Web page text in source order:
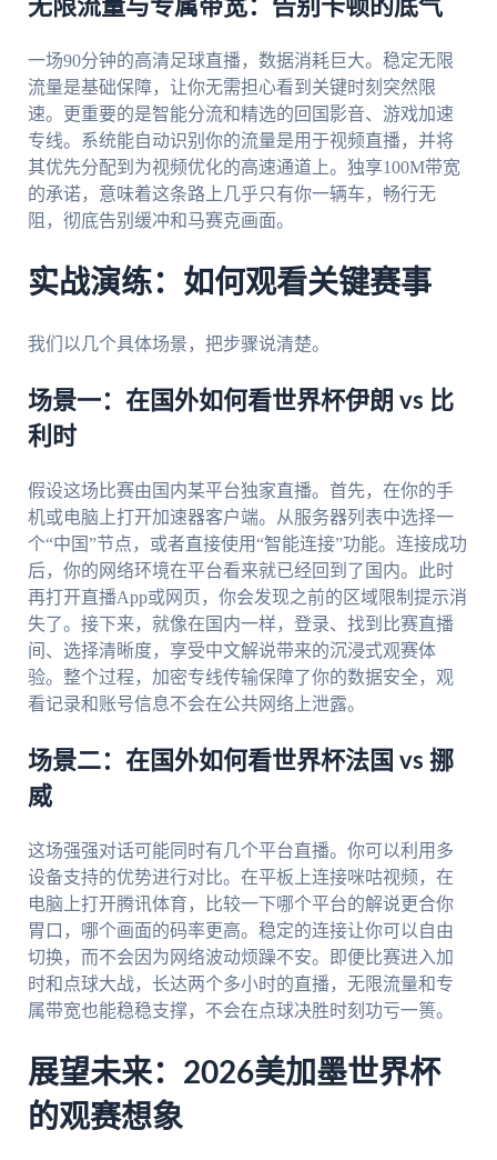
无限流量与专属带宽：告别卡顿的底气
一场90分钟的高清足球直播，数据消耗巨大。稳定无限
流量是基础保障，让你无需担心看到关键时刻突然限
速。更重要的是智能分流和精选的回国影音、游戏加速
专线。系统能自动识别你的流量是用于视频直播，并将
其优先分配到为视频优化的高速通道上。独享100M带宽
的承诺，意味着这条路上几乎只有你一辆车，畅行无
阻，彻底告别缓冲和马赛克画面。
实战演练：如何观看关键赛事
我们以几个具体场景，把步骤说清楚。
场景一：在国外如何看世界杯伊朗 vs 比
利时
假设这场比赛由国内某平台独家直播。首先，在你的手
机或电脑上打开加速器客户端。从服务器列表中选择一
个“中国”节点，或者直接使用“智能连接”功能。连接成功
后，你的网络环境在平台看来就已经回到了国内。此时
再打开直播App或网页，你会发现之前的区域限制提示消
失了。接下来，就像在国内一样，登录、找到比赛直播
间、选择清晰度，享受中文解说带来的沉浸式观赛体
验。整个过程，加密专线传输保障了你的数据安全，观
看记录和账号信息不会在公共网络上泄露。
场景二：在国外如何看世界杯法国 vs 挪
威
这场强强对话可能同时有几个平台直播。你可以利用多
设备支持的优势进行对比。在平板上连接咪咕视频，在
电脑上打开腾讯体育，比较一下哪个平台的解说更合你
胃口，哪个画面的码率更高。稳定的连接让你可以自由
切换，而不会因为网络波动烦躁不安。即便比赛进入加
时和点球大战，长达两个多小时的直播，无限流量和专
属带宽也能稳稳支撑，不会在点球决胜时刻功亏一篑。
展望未来：2026美加墨世界杯
的观赛想象